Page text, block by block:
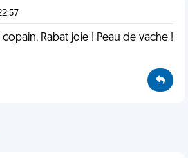
Rabat joie ! Peau de vache !